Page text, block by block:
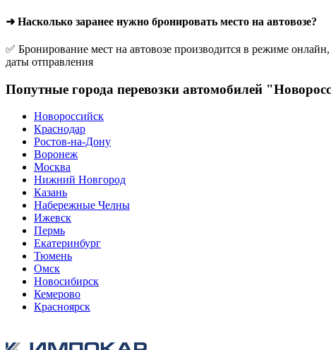
➜ Насколько заранее нужно бронировать место на автовозе?
✅ Бронирование мест на автовозе производится в режиме
даты отправления
Попутные города перевозки автомобилей
Новороссийск
Краснодар
Ростов-на-Дону
Воронеж
Москва
Нижний Новгород
Казань
Набережные Челны
Ижевск
Пермь
Екатеринбург
Тюмень
Омск
Новосибирск
Кемерово
Красноярск